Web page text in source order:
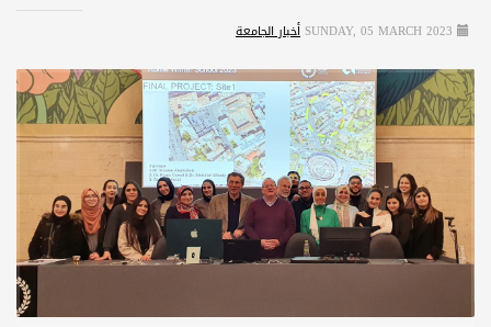
SUNDAY, 05 MARCH 2023 أخبار الجامعة